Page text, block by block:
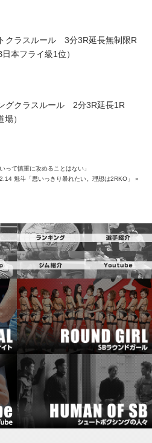
ラスルール 3分3R延長無制限R
本フライ級1位）
クラスルール 2分3R延長1R
）
って慎重に攻めることはない」
2.14 魁斗「思いっきり暴れたい。理想は2RKO」
»